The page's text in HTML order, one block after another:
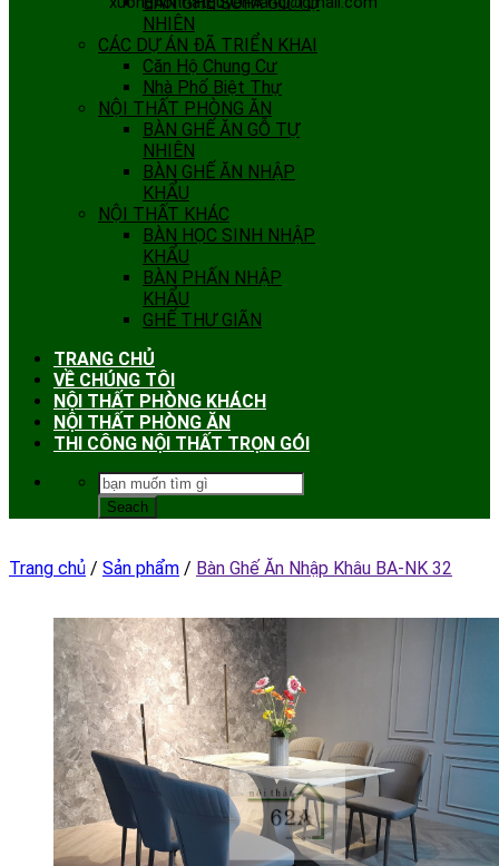
NHIÊN
CÁC DỰ ÁN ĐÃ TRIỂN KHAI
Căn Hộ Chung Cư
Nhà Phố Biệt Thự
NỘI THẤT PHÒNG ĂN
BÀN GHẾ ĂN GỖ TỰ
NHIÊN
BÀN GHẾ ĂN NHẬP
KHẨU
NỘI THẤT KHÁC
BÀN HỌC SINH NHẬP
KHẨU
BÀN PHẤN NHẬP
KHẨU
GHẾ THƯ GIÃN
TRANG CHỦ
VỀ CHÚNG TÔI
NỘI THẤT PHÒNG KHÁCH
NỘI THẤT PHÒNG ĂN
THI CÔNG NỘI THẤT TRỌN GÓI
Trang chủ / Sản phẩm / Bàn Ghế Ăn Nhập Khâu BA-NK 32